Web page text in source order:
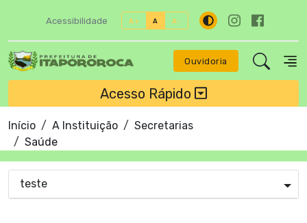
Acessibilidade A+ A A-
Ouvidoria
Acesso Rápido
Início A Instituição
Secretarias
Saúde
teste